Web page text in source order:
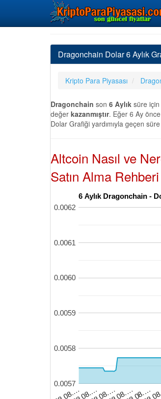
Dragonchain Dolar 6 Aylık
Kripto Para Piyasası
Dragonchain son 6 Aylık süre
değer kazanmıştır. Eğer 6 Ay
Dolar Grafiği yardımıyla geçen
Altcoin Nasıl ve
Satın Alma Rehberi
6 Aylık Dragonchain -
0.0057
0.0058
0.0059
0.0060
0.0061
0.0062